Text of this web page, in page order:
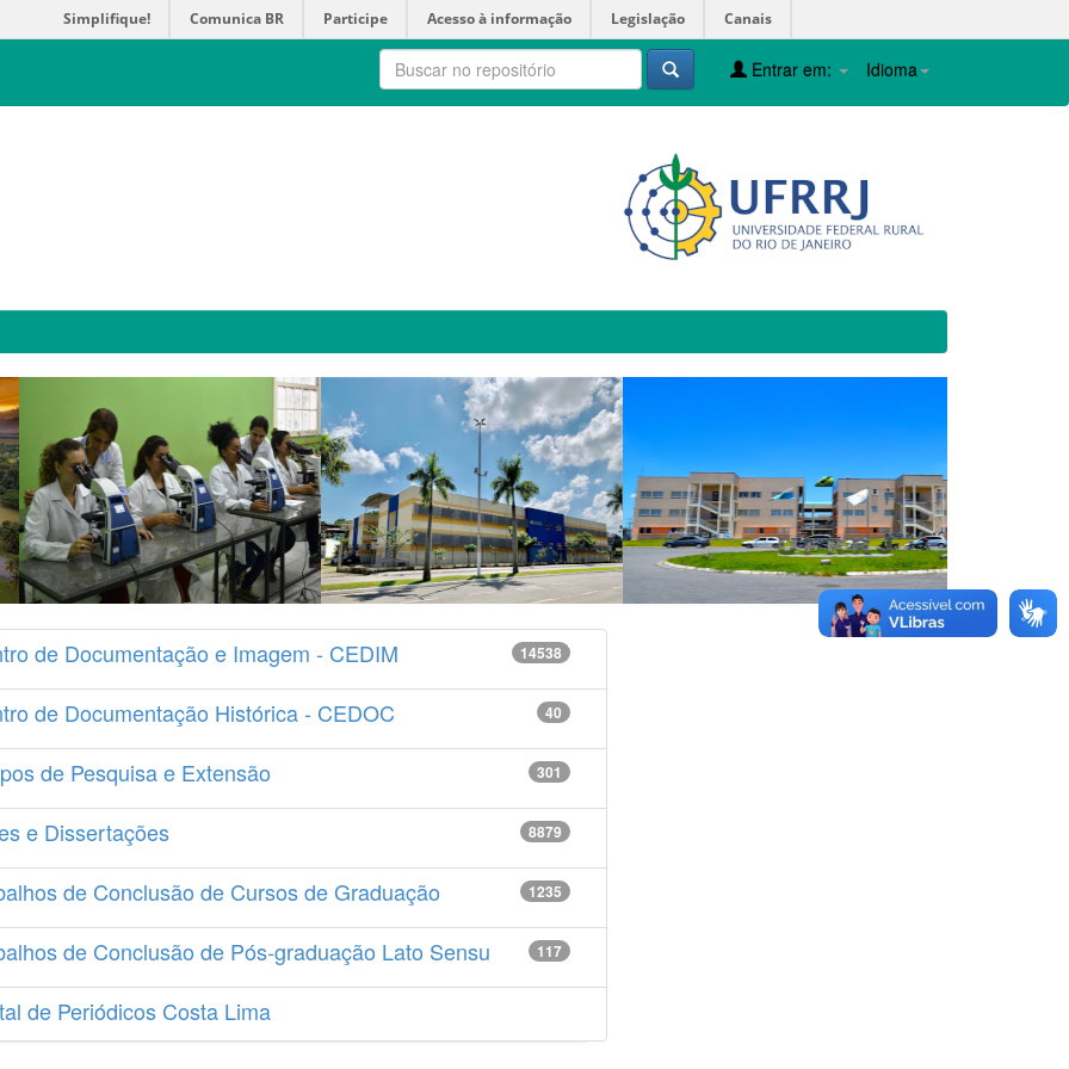
Simplifique! Comunica BR Participe Acesso à informação Legislação Canais
Idioma
Entrar em:
de Documentação e Imagem - CEDIM 14538
de Documentação Histórica - CEDOC 40
de Pesquisa e Extensão 301
e Dissertações 8879
de Conclusão de Cursos de Graduação 1235
de Conclusão de Pós-graduação Lato Sensu 117
de Periódicos Costa Lima